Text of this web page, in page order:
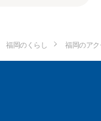
福岡のくらし 福岡のア